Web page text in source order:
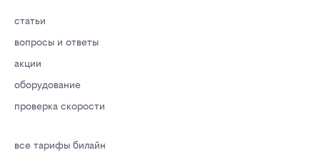
статьи
вопросы и ответы
акции
оборудование
проверка скорости
все тарифы билайн